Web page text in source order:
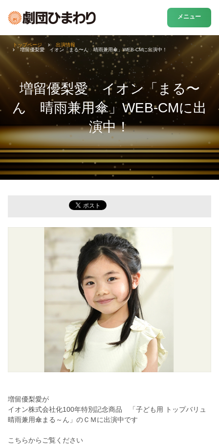
メニュー
増留優梨愛 イオン「まる〜
ん 晴雨兼用傘」WEB-CMに出
演中！
トップページ
出演情報
増留優梨愛 イオン「まる〜ん 晴雨兼用傘」WEB-CMに出演中！
増留優梨愛が
イオン株式会社化100年特別記念商品 「子ども用 トップバリュ
晴雨兼用傘まる～ん」のＣＭに出演中です
こちらからご覧ください